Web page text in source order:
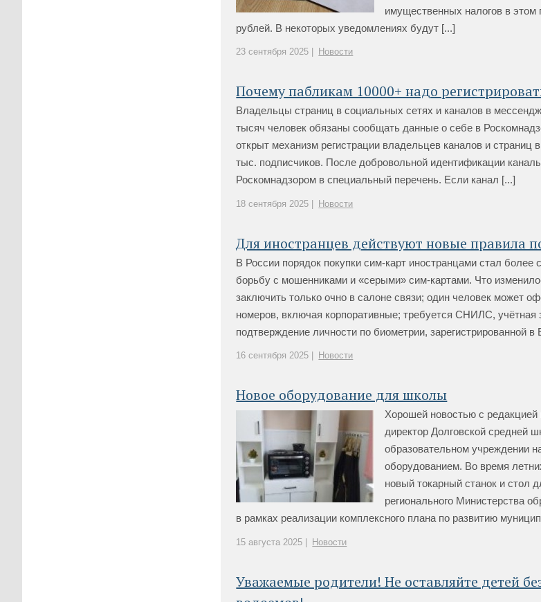
имущественных налогов в этом
рублей. В некоторых уведомлениях будут [...]
23 сентября 2025 | Новости
Почему пабликам 10000+ надо
Владельцы страниц в социальных сетях и каналов в
тысяч человек обязаны сообщать данные о себе в
открыт механизм регистрации владельцев каналов и
тыс. подписчиков. После добровольной идентификации
Роскомнадзором в специальный перечень. Если канал [...]
18 сентября 2025 | Новости
Для иностранцев действуют новые правила
В России порядок покупки сим-карт иностранцами стал
борьбу с мошенниками и «серыми» сим-картами. Что
заключить только очно в салоне связи; один человек может
номеров, включая корпоративные; требуется СНИЛС, учётная
подтверждение личности по биометрии, зарегистрированной в
16 сентября 2025 | Новости
Новое оборудование для школы
Хорошей новостью с
директор Долговской средней
образовательном учреждении
оборудованием. Во время
новый токарный станок и стол
регионального Министерства
в рамках реализации комплексного плана по развитию
15 августа 2025 | Новости
Уважаемые родители! Не оставляйте детей